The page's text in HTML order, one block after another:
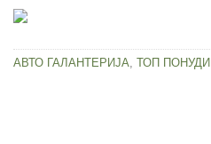
АВТО ГАЛАНТЕРИЈА ТОП ПОНУДИ